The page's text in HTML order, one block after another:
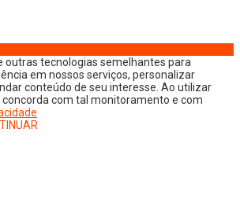
outras tecnologias semelhantes para
em nossos serviços, personalizar
conteúdo de seu interesse. Ao utilizar
concorda com tal monitoramento e com